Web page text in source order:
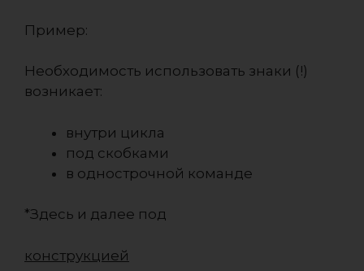
Пример:
Необходимость использовать знаки (!)
возникает:
внутри цикла
под скобками
в однострочной команде
*Здесь и далее под
конструкцией